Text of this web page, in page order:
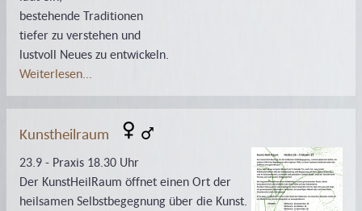
bestehende Traditionen
tiefer zu verstehen und
lustvoll Neues zu entwickeln.
Weiterlesen...
Kunstheilraum
23.9 - Praxis 18.30 Uhr
Der KunstHeilRaum öffnet einen Ort der
heilsamen Selbstbegegnung über die Kunst.